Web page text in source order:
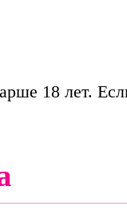
18 лет.